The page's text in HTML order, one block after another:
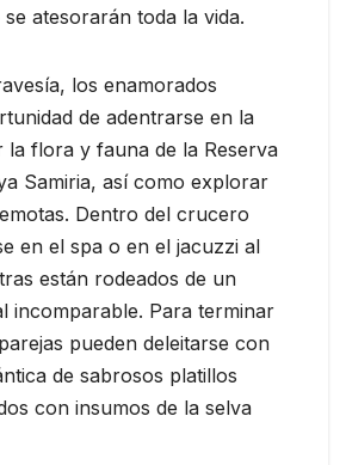
atesorarán toda la vida.
los enamorados
de adentrarse en la
la flora y fauna de la Reserva
Samiria, así como explorar
Dentro del crucero
en el spa o en el jacuzzi al
están rodeados de un
incomparable. Para terminar
pueden deleitarse con
de sabrosos platillos
con insumos de la selva